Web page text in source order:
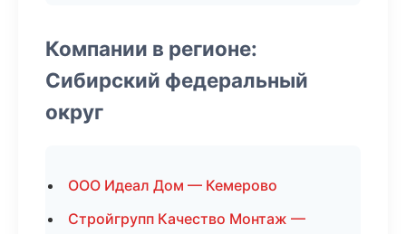
Компании в регионе:
Сибирский федеральный
округ
ООО Идеал Дом — Кемерово
Стройгрупп Качество Монтаж —